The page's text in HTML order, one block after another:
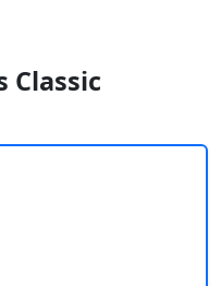
Classic